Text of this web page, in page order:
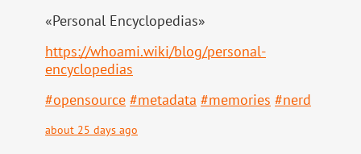
«Personal Encyclopedias»
https://whoami.wiki/blog/personal-
encyclopedias
#opensource #metadata #memories #nerd
about 25 days ago